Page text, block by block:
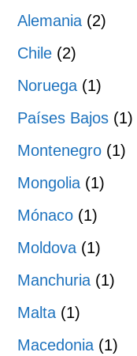
Alemania (2)
Chile (2)
Noruega (1)
Países Bajos (1)
Montenegro (1)
Mongolia (1)
Mónaco (1)
Moldova (1)
Manchuria (1)
Malta (1)
Macedonia (1)